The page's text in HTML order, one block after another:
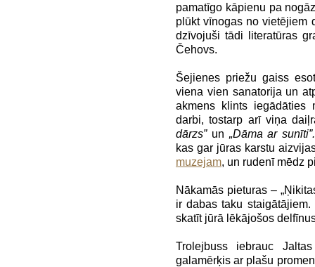
pamatīgo kāpienu pa
plūkt vīnogas no vietējiem
dzīvojuši tādi literatūras
Čehovs.
Šejienes priežu gaiss
viena vien sanatorija un
akmens klints iegādāties
darbi, tostarp arī viņa
dārzs” un „Dāma ar sunīti”.
kas gar jūras karstu
muzejam, un rudenī mēdz
Nākamās pieturas –
ir dabas taku
skatīt jūrā lēkājošos
Trolejbuss iebrauc
galamērķis ar plašu